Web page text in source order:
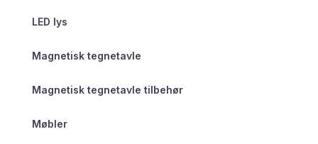
LED lys
Magnetisk tegnetavle
Magnetisk tegnetavle tilbehør
Møbler